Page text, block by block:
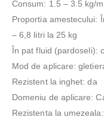
Consum: 1.5 – 3.5 kg/
Proportia amestecului:
– 6,8 litri la 25 kg
În pat fluid (pardoseli):
Mod de aplicare:
Rezistent la inghet: da
Domeniu de aplicare:
Rezistenta la